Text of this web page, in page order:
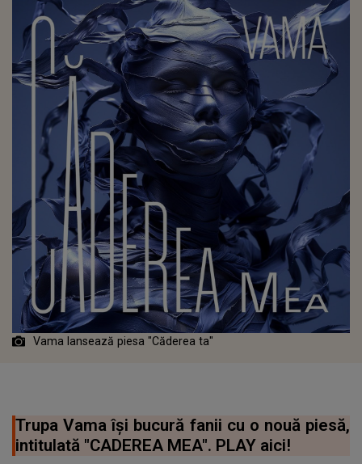
Vama lansează piesa "Căderea ta"
Trupa Vama își bucură fanii cu o nouă piesă,
intitulată "CADEREA MEA". PLAY aici!